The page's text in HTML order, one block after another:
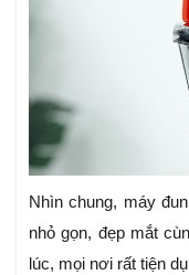
Nhìn chung, máy
nhỏ gọn, đẹp mắt
lúc, mọi nơi rất tiện